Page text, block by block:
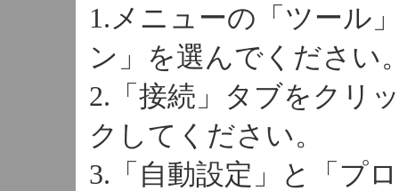
1.メニューの「ツール
ン」を選んでください
2.「接続」タブをクリ
クしてください。
3.「自動設定」と「プ